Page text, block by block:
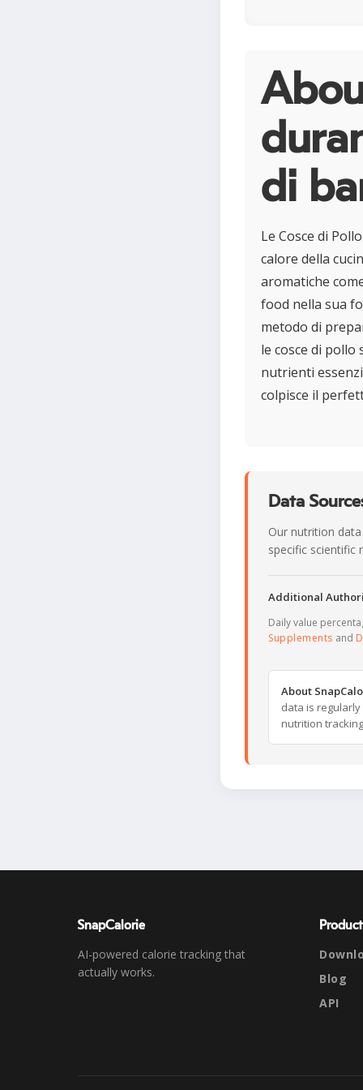
di
Le Cosce di
calore della
aromatiche
food nella sua
metodo di
le cosce di
nutrienti
colpisce il
Data
Our nutrition
specific scientific
Additional
Daily value
Supplements and
About
data is
nutrition
SnapCalorie
AI-powered calorie tracking that
actually works.
Product
Blog
API